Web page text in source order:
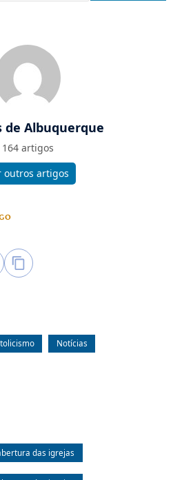
de Albuquerque
164 artigos
outros artigos
Notícias
das igrejas